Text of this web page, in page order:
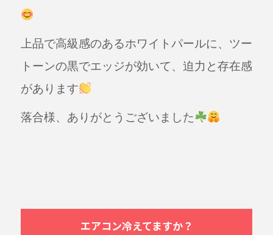
上品で高級感のあるホワイトパールに、ツー
トーンの黒でエッジが効いて、迫力と存在感
があります
落合様、ありがとうございました
エアコン冷えてますか？